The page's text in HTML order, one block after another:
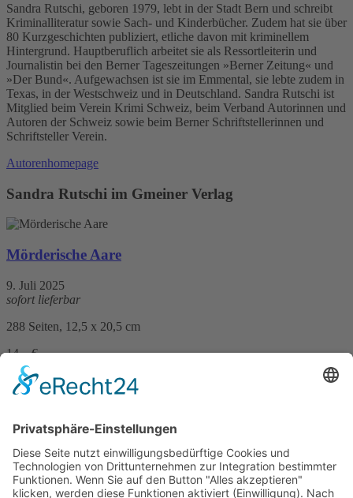
Sandra Rutschi, geboren 1979, lebt in der Stadt Bern und schreibt
Kriminalliteratur sowie Sach- und Kinderbücher. Zudem hat sie über
80 Kurzgeschichten publiziert, etliche davon mit kriminellem
Hintergrund. Hauptberuflich arbeitet sie als Ressortleiterin und
Journalistin bei den Berner Tageszeitungen »Berner Zeitung« und
»Der Bund«. Aufgewachsen ist sie im Emmental, sie lebte zudem in
Texas, in der Westschweiz und in Deutschland. Sandra Rutschi ist
Mitglied beim Verein Krimi Schweiz, beim Verband Autorinnen und
Autoren der Schweiz sowie beim Berner Schriftstellerinnen und
Schriftsteller Verein.
Autorenhomepage
Sandra Rutschi im Gmeiner Verlag
Mörderische Aare
9. Juli 2025
sofort lieferbar
288 Seiten, 12,5 x 20,5 cm
14,– €
mehr Infos …
Lieblingsplätze rund um Bern
11. Mai 2022